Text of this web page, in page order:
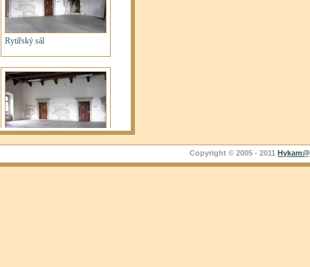
Copyright © 2005 - 2011